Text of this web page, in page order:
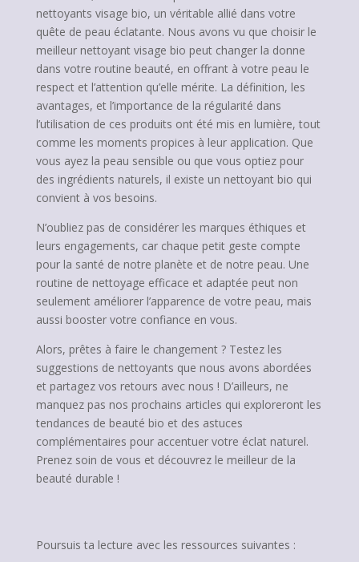
nettoyants visage bio, un véritable allié dans votre
quête de peau éclatante. Nous avons vu que choisir le
meilleur nettoyant visage bio peut changer la donne
dans votre routine beauté, en offrant à votre peau le
respect et l’attention qu’elle mérite. La définition, les
avantages, et l’importance de la régularité dans
l’utilisation de ces produits ont été mis en lumière, tout
comme les moments propices à leur application. Que
vous ayez la peau sensible ou que vous optiez pour
des ingrédients naturels, il existe un nettoyant bio qui
convient à vos besoins.
N’oubliez pas de considérer les marques éthiques et
leurs engagements, car chaque petit geste compte
pour la santé de notre planète et de notre peau. Une
routine de nettoyage efficace et adaptée peut non
seulement améliorer l’apparence de votre peau, mais
aussi booster votre confiance en vous.
Alors, prêtes à faire le changement ? Testez les
suggestions de nettoyants que nous avons abordées
et partagez vos retours avec nous ! D’ailleurs, ne
manquez pas nos prochains articles qui exploreront les
tendances de beauté bio et des astuces
complémentaires pour accentuer votre éclat naturel.
Prenez soin de vous et découvrez le meilleur de la
beauté durable !
Poursuis ta lecture avec les ressources suivantes :